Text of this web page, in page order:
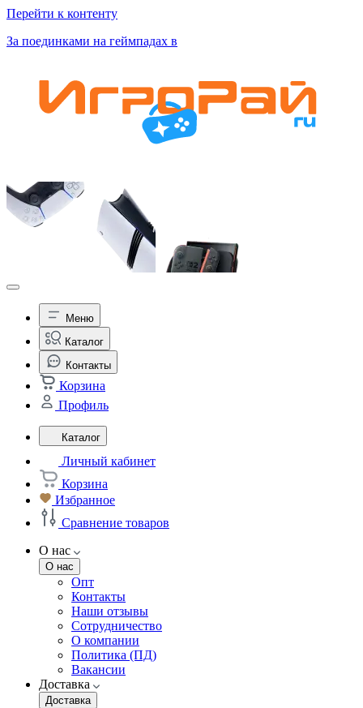
Перейти к контенту
За поединками на геймпадах в
Меню
Каталог
Контакты
Корзина
Профиль
Каталог
Личный кабинет
Корзина
Избранное
Сравнение товаров
О нас
О нас
Опт
Контакты
Наши отзывы
Сотрудничество
О компании
Политика (ПД)
Вакансии
Доставка
Доставка